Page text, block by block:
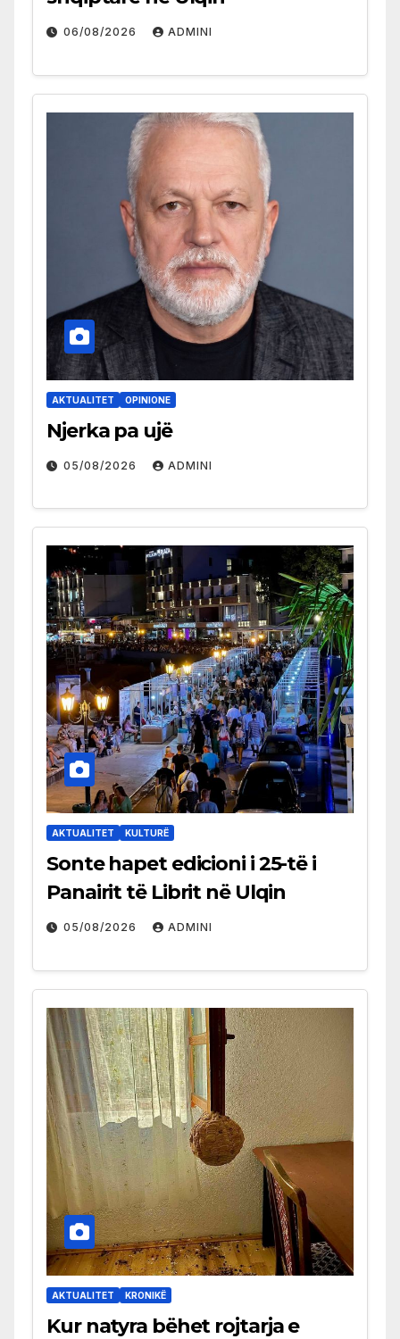
06/08/2026 ADMINI
AKTUALITET OPINIONE
Njerka pa ujë
05/08/2026 ADMINI
AKTUALITET KULTURË
Sonte hapet edicioni i 25-të i
Panairit të Librit në Ulqin
05/08/2026 ADMINI
AKTUALITET KRONIKË
Kur natyra bëhet rojtarja e